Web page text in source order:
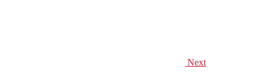
Next